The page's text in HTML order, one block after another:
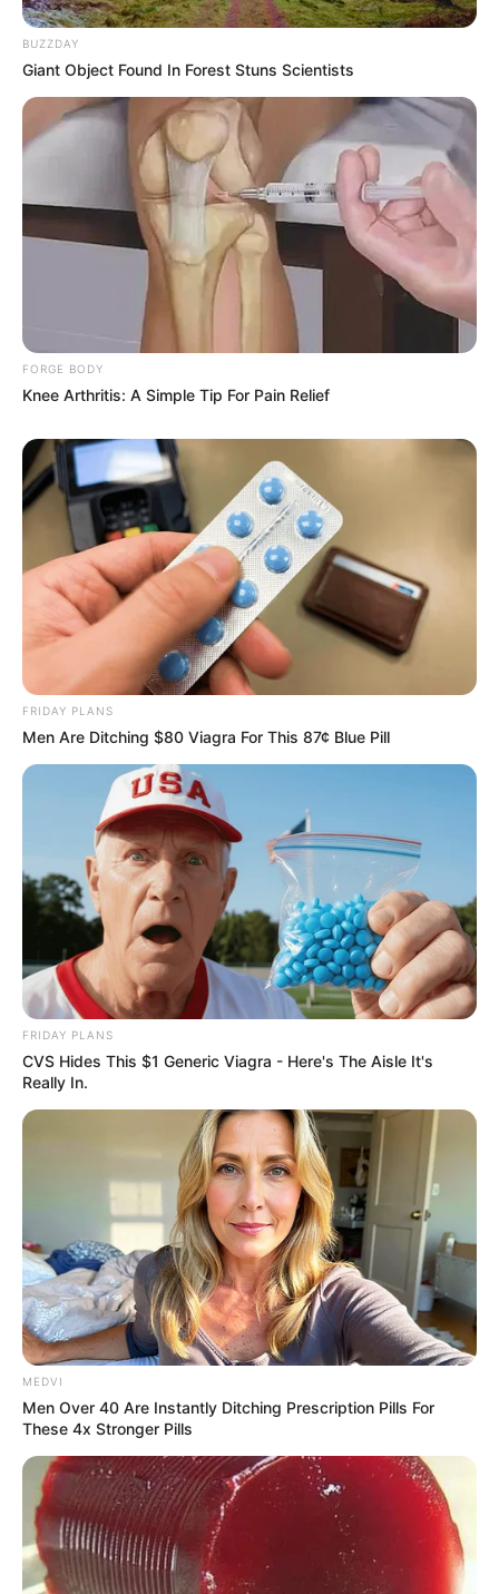
BUZZDAY
Giant Object Found In Forest Stuns Scientists
FORGE BODY
Knee Arthritis: A Simple Tip For Pain Relief
FRIDAY PLANS
Men Are Ditching $80 Viagra For This 87¢ Blue Pill
FRIDAY PLANS
CVS Hides This $1 Generic Viagra - Here's The Aisle It's
Really In.
MEDVI
Men Over 40 Are Instantly Ditching Prescription Pills For
These 4x Stronger Pills